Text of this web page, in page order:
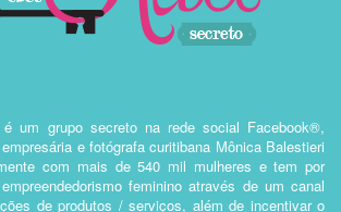
um grupo secreto na rede social Facebook®,
e fotógrafa curitibana Mônica Balestieri
com mais de 540 mil mulheres e tem por
feminino através de um canal
de produtos / serviços, além de incentivar o